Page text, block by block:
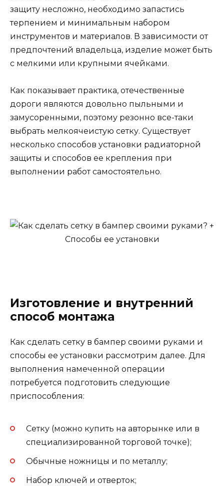
защиту несложно, необходимо запастись
терпением и минимальным набором
инструментов и материалов. В зависимости от
предпочтений владельца, изделие может быть
с мелкими или крупными ячейками.
Как показывает практика, отечественные
дороги являются довольно пыльными и
замусоренными, поэтому резонно все-таки
выбрать мелкоячеистую сетку. Существует
несколько способов установки радиаторной
защиты и способов ее крепления при
выполнении работ самостоятельно.
Изготовление и внутренний
способ монтажа
Как сделать сетку в бампер своими руками и
способы ее установки рассмотрим далее. Для
выполнения намеченной операции
потребуется подготовить следующие
приспособления:
Сетку (можно купить на авторынке или в
специализированной торговой точке);
Обычные ножницы и по металлу;
Набор ключей и отверток;